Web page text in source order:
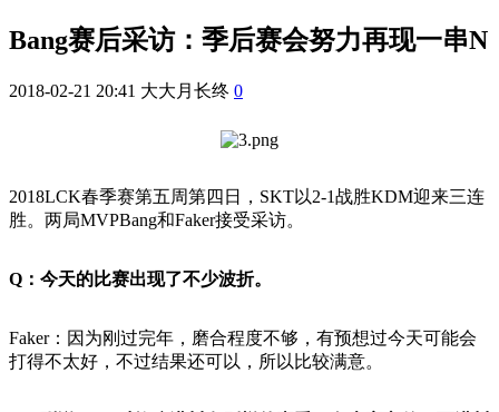
Bang赛后采访：季后赛会努力再现一串N
2018-02-21 20:41 大大月长终 0
2018LCK春季赛第五周第四日，SKT以2-1战胜KDM迎来三连
胜。两局MVPBang和Faker接受采访。
Q：今天的比赛出现了不少波折。
Faker：因为刚过完年，磨合程度不够，有预想过今天可能会
打得不太好，不过结果还可以，所以比较满意。